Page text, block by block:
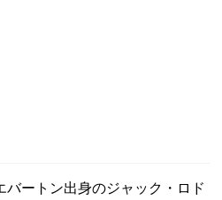
ートン出身のジャック・ロド